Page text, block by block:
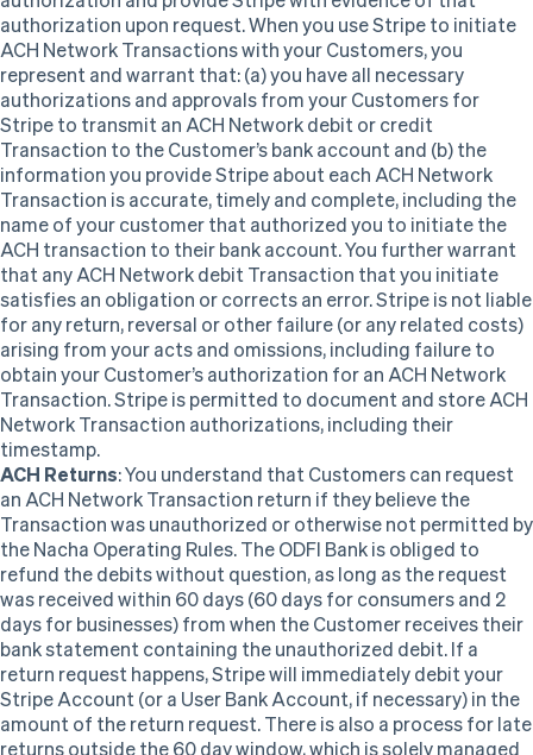
authorization upon request. When you use Stripe to initiate
ACH Network Transactions with your Customers, you
represent and warrant that: (a) you have all necessary
authorizations and approvals from your Customers for
Stripe to transmit an ACH Network debit or credit
Transaction to the Customer’s bank account and (b) the
information you provide Stripe about each ACH Network
Transaction is accurate, timely and complete, including the
name of your customer that authorized you to initiate the
ACH transaction to their bank account. You further warrant
that any ACH Network debit Transaction that you initiate
satisfies an obligation or corrects an error. Stripe is not liable
for any return, reversal or other failure (or any related costs)
arising from your acts and omissions, including failure to
obtain your Customer’s authorization for an ACH Network
Transaction. Stripe is permitted to document and store ACH
Network Transaction authorizations, including their
timestamp.
ACH Returns: You understand that Customers can request
an ACH Network Transaction return if they believe the
Transaction was unauthorized or otherwise not permitted by
the Nacha Operating Rules. The ODFI Bank is obliged to
refund the debits without question, as long as the request
was received within 60 days (60 days for consumers and 2
days for businesses) from when the Customer receives their
bank statement containing the unauthorized debit. If a
return request happens, Stripe will immediately debit your
Stripe Account (or a User Bank Account, if necessary) in the
amount of the return request. There is also a process for late
returns outside the 60 day window, which is solely managed